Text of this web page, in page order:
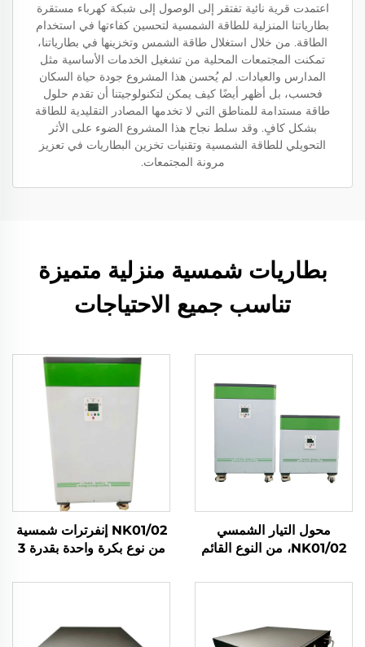
اعتمدت قرية نائية تفتقر إلى الوصول إلى شبكة كهرباء مستقرة
بطارياتنا المنزلية للطاقة الشمسية لتحسين كفاءتها في استخدام
الطاقة. من خلال استغلال طاقة الشمس وتخزينها في بطارياتنا،
تمكنت المجتمعات المحلية من تشغيل الخدمات الأساسية مثل
المدارس والعيادات. لم يُحسن هذا المشروع جودة حياة السكان
فحسب، بل أظهر أيضًا كيف يمكن لتكنولوجيتنا أن تقدم حلول
طاقة مستدامة للمناطق التي لا تخدمها المصادر التقليدية للطاقة
بشكل كافٍ. وقد سلط نجاح هذا المشروع الضوء على الأثر
التحويلي للطاقة الشمسية وتقنيات تخزين البطاريات في تعزيز
مرونة المجتمعات.
بطاريات شمسية منزلية متميزة
تناسب جميع الاحتياجات
محول التيار الشمسي
NK01/02، من النوع القائم
كيلوواط/5 كيلوواط، مع
ساعة/10 كيلوواط ساعة،
NK01/02 إنفرترات شمسية
من نوع بكرة واحدة بقدرة 3
Lifepo4 بسعة 5 كيلوواط
بالطاقة الشمسية